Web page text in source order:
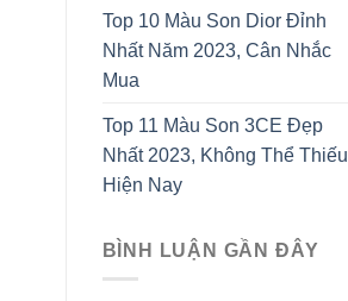
Top 10 Màu Son Dior Đỉnh
Nhất Năm 2023, Cân Nhắc
Mua
Top 11 Màu Son 3CE Đẹp
Nhất 2023, Không Thể Thiếu
Hiện Nay
BÌNH LUẬN GẦN ĐÂY